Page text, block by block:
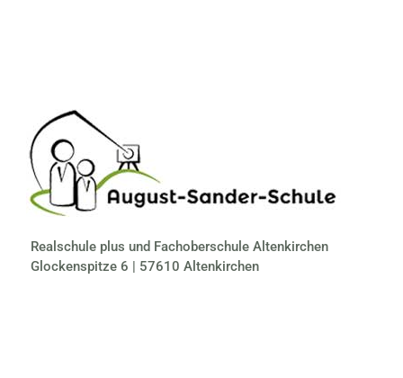
Realschule plus und Fachoberschule Altenkirchen
Glockenspitze 6 | 57610 Altenkirchen